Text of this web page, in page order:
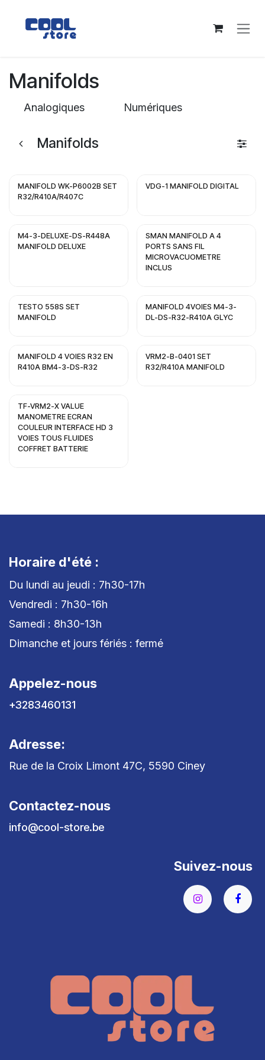
Manifolds
Analogiques Numériques
Manifolds
MANIFOLD WK-P6002B SET
R32/R410A/R407C
VDG-1 MANIFOLD DIGITAL
M4-3-DELUXE-DS-R448A
MANIFOLD DELUXE
SMAN MANIFOLD A 4
PORTS SANS FIL
MICROVACUOMETRE
INCLUS
TESTO 558S SET
MANIFOLD
MANIFOLD 4VOIES M4-3-
DL-DS-R32-R410A GLYC
MANIFOLD 4 VOIES R32 EN
R410A BM4-3-DS-R32
VRM2-B-0401 SET
R32/R410A MANIFOLD
TF-VRM2-X VALUE
MANOMETRE ECRAN
COULEUR INTERFACE HD 3
VOIES TOUS FLUIDES
COFFRET BATTERIE
Horaire d'été :
Du lundi au jeudi : 7h30-17h
Vendredi : 7h30-16h
Samedi : 8h30-13h
Dimanche et jours fériés : fermé
Appelez-nous
+3283460131
Adresse:
Rue de la Croix Limont 47C, 5590 Ciney
Contactez-nous
info@cool-store.be
Suivez-nous